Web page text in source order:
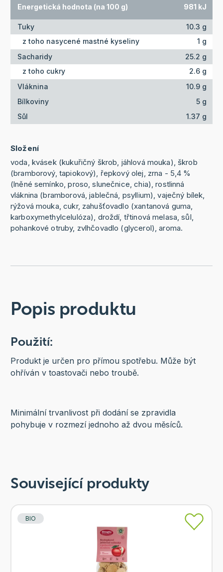
Energetická hodnota (na 100 g) 981 kJ
Tuky
10.3 g
z toho nasycené mastné kyseliny
1 g
Sacharidy
25.2 g
z toho cukry
2.6 g
Vláknina
10.9 g
Bílkoviny
5 g
Sůl
1.37 g
Složení
voda, kvásek (kukuřičný škrob, jáhlová mouka), škrob
(bramborový, tapiokový), řepkový olej, zrna - 5,4 %
(lněné semínko, proso, slunečnice, chia), rostlinná
vláknina (bramborová, jablečná, psyllium), vaječný bílek,
rýžová mouka, cukr, zahušťovadlo (xantanová guma,
karboxymethylcelulóza), droždí, třtinová melasa, sůl,
pohankové otruby, zvlhčovadlo (glycerol), aroma.
Popis produktu
Použití:
Produkt je určen pro přímou spotřebu. Může být
ohříván v toastovači nebo troubě.
Minimální trvanlivost při dodání se zpravidla
pohybuje v rozmezí jednoho až dvou měsíců.
Související produkty
BIO